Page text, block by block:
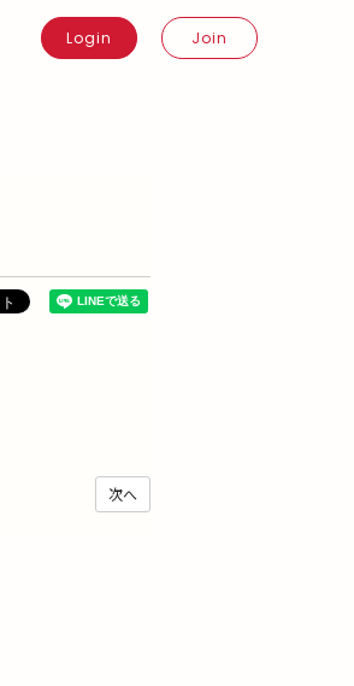
Login Join
次へ